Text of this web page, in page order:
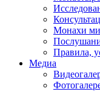
Монахи
Правила,
Медиа